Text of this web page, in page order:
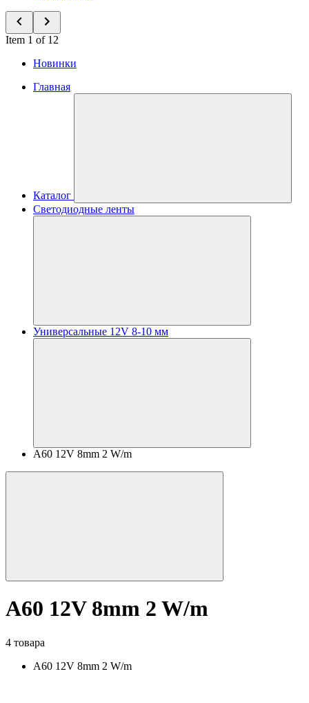
Item 1 of 12
Новинки
Главная
Каталог
Светодиодные ленты
Универсальные 12V 8-10 мм
A60 12V 8mm 2 W/m
A60 12V 8mm 2 W/m
4 товара
A60 12V 8mm 2 W/m